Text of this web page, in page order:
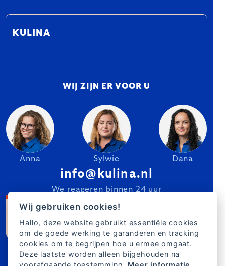
KULINA
WIJ ZIJN ER VOOR U
Anna Sylwie Dana
info@kulina.nl
We reageren binnen 24 uur
Wij gebruiken cookies!
Hallo, deze website gebruikt essentiële cookies
om de goede werking te garanderen en tracking
cookies om te begrijpen hoe u ermee omgaat.
Deze laatste worden alleen bijgehouden na